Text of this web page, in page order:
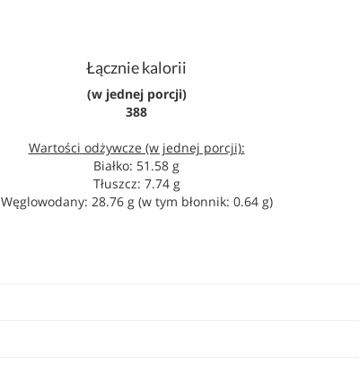
Łącznie kalorii
(w jednej porcji)
388
Wartości odżywcze (w jednej porcji):
Białko: 51.58 g
Tłuszcz: 7.74 g
Węglowodany: 28.76 g (w tym błonnik: 0.64 g)